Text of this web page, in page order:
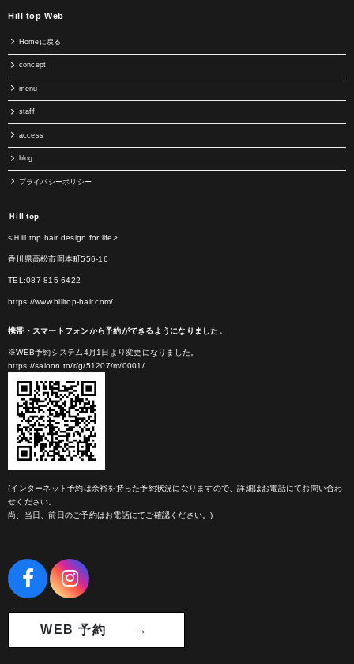
Hill top Web
Homeに戻る
concept
menu
staff
access
blog
プライバシーポリシー
Ｈill top
<Ｈill top hair design for life>
香川県高松市岡本町556-16
TEL:087-815-6422
https://www.hilltop-hair.com/
携帯・スマートフォンから予約ができるようになりました。
※WEB予約システム4月1日より変更になりました。
https://saloon.to/r/g/51207/m/0001/
(インターネット予約は余裕を持った予約状況になりますので、詳細はお電話にてお問い合わ
せください。
尚、当日、前日のご予約はお電話にてご確認ください。)
WEB 予約 →